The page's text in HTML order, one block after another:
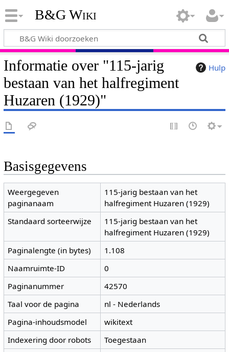
B&G Wiki
Hulp
Informatie over "115-jarig
bestaan van het halfregiment
Huzaren (1929)"
Basisgegevens
Weergegeven
paginanaam
115-jarig bestaan van het
halfregiment Huzaren (1929)
Standaard sorteerwijze
115-jarig bestaan van het
halfregiment Huzaren (1929)
Paginalengte (in bytes)
1.108
Naamruimte-ID
0
Paginanummer
42570
Taal voor de pagina
nl - Nederlands
Pagina-inhoudsmodel
wikitext
Indexering door robots
Toegestaan